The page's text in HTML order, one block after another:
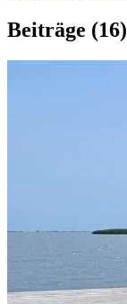
Beiträge (16)